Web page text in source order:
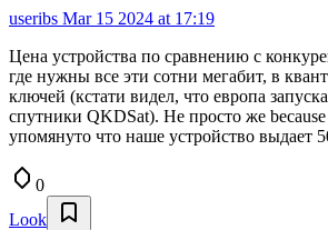
useribs Mar 15 2024 at 17:19
Цена устройства по сравнению с
где нужны все эти сотни мегабит, в
ключей (кстати видел, что европа
спутники QKDSat). Не просто же
упомянуто что наше устройство выдает
0
Look